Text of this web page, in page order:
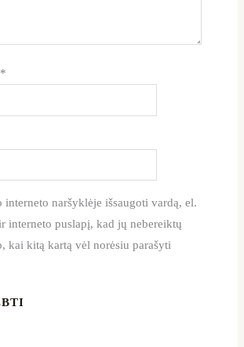
*
interneto naršyklėje išsaugoti vardą, el.
interneto puslapį, kad jų nebereiktų
kai kitą kartą vėl norėsiu parašyti